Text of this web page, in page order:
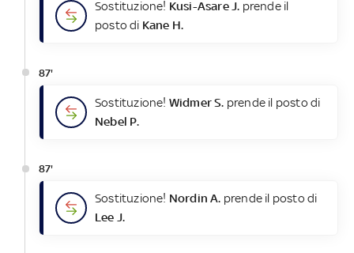
Sostituzione! Kusi-Asare J. prende il
posto di Kane H.
87'
Sostituzione! Widmer S. prende il posto di
Nebel P.
87'
Sostituzione! Nordin A. prende il posto di
Lee J.